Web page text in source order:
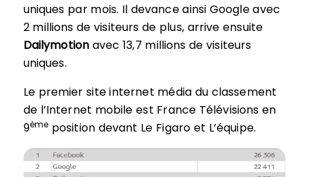
uniques par mois. Il devance ainsi Google avec
2 millions de visiteurs de plus, arrive ensuite
Dailymotion avec 13,7 millions de visiteurs
uniques.
Le premier site internet média du classement
de l’Internet mobile est France Télévisions en
9ème position devant Le Figaro et L’équipe.